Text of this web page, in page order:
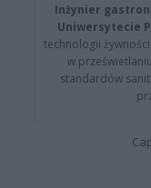
Inżynier
Uniwersytecie
technologii
w
standardów